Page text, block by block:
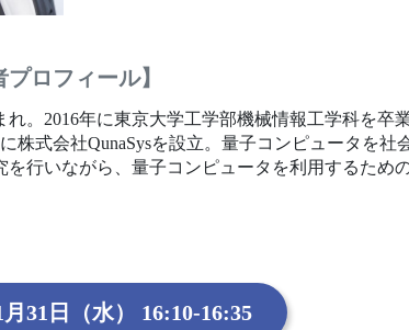
プロフィール】
れ。2016年に東京大学工学部機械情報工学科を
に株式会社QunaSysを設立。量子コンピュータを
を行いながら、量子コンピュータを利用するため
月31日（水） 16:10-16:35